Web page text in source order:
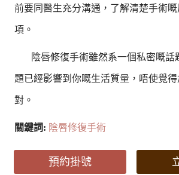
前要同醫生充分溝通，了解清楚手術
項。
陰唇修復手術雖然系一個私密嘅話
題已經影響到你嘅生活質量，唔使覺
對。
關鍵詞: 陰唇修復手術
預約掛號